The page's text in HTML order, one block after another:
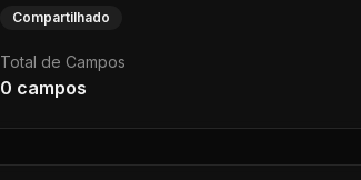
Compartilhado
Total de Campos
0 campos